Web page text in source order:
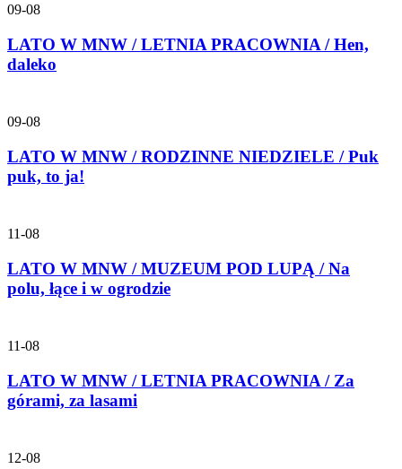
09-08
LATO W MNW / LETNIA PRACOWNIA / Hen,
daleko
09-08
LATO W MNW / RODZINNE NIEDZIELE / Puk
puk, to ja!
11-08
LATO W MNW / MUZEUM POD LUPĄ / Na
polu, łące i w ogrodzie
11-08
LATO W MNW / LETNIA PRACOWNIA / Za
górami, za lasami
12-08